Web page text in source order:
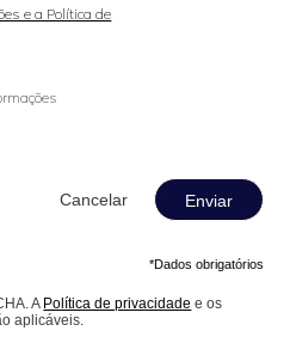
e a Política de
Enviar
*Dados obrigatórios
A Política de privacidade e os
aplicáveis.